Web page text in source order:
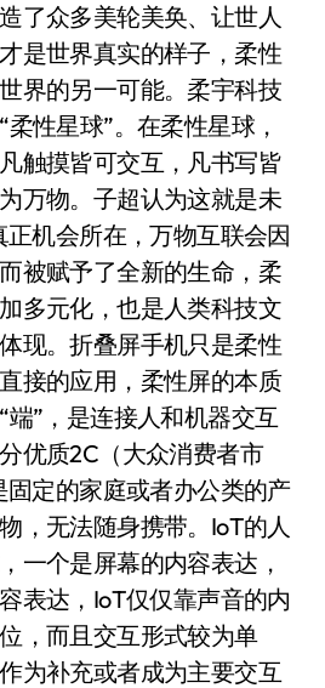
了众多美轮美奂、让世人
是世界真实的样子，柔性
界的另一可能。柔宇科技
性星球”。在柔性星球，
触摸皆可交互，凡书写皆
万物。子超认为这就是未
机会所在，万物互联会因
被赋予了全新的生命，柔
多元化，也是人类科技文
现。折叠屏手机只是柔性
接的应用，柔性屏的本质
端”，是连接人和机器交互
优质2C（大众消费者市
定的家庭或者办公类的产
，无法随身携带。IoT的人
一个是屏幕的内容表达，
表达，IoT仅仅靠声音的内
，而且交互形式较为单
为补充或者成为主要交互